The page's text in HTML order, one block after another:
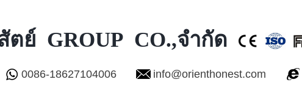
ย์ GROUP CO.,จำกัด
0086-18627104006 info@orienthonest.com